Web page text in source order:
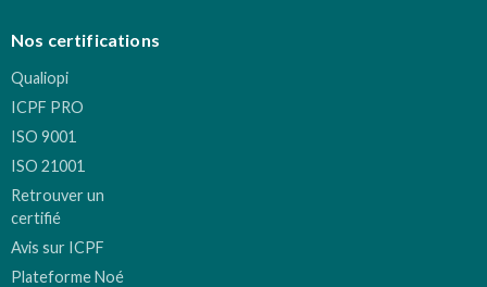
Nos certifications
Qualiopi
ICPF PRO
ISO 9001
ISO 21001
Retrouver un
certifié
Avis sur ICPF
Plateforme Noé